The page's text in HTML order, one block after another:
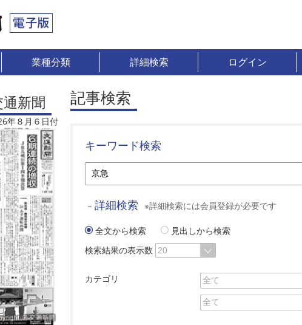
業種分類 詳細検索 ログイン
新聞
年８月６日付
記事検索
キーワード検索
－ 詳細検索 ※詳細検索には会員登録が必要です
全文から検索
見出しから検索
検索結果の表示数
カテゴリ